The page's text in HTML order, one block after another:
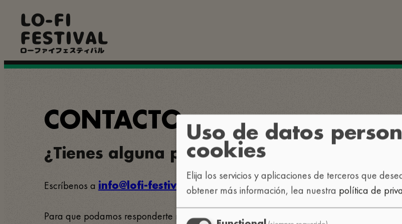
contenido
principal
LO-FI
FESTIVAL
ローファイフェスティバル
CONTACTO
¿Tienes alguna pregunta, idea o
Escríbenos a info@lofi-festival.com
Para que podamos responderte más rápido, dinos cuál es el motivo de tu consulta:
Uso de datos
cookies
Elija los servicios y aplicaciones de terceros que
obtener más información, lea nuestra política de